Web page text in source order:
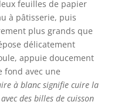
feuilles de papier
à pâtisserie, puis
plus grands que
délicatement
appuie doucement
fond avec une
à blanc signifie cuire la
des billes de cuisson